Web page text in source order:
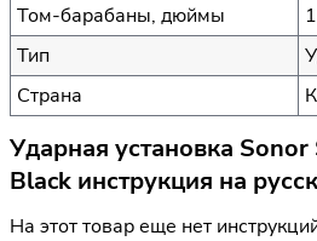
Том-барабаны, дюймы
Тип
Страна
Ударная установка
Black инструкция на
На этот товар еще нет